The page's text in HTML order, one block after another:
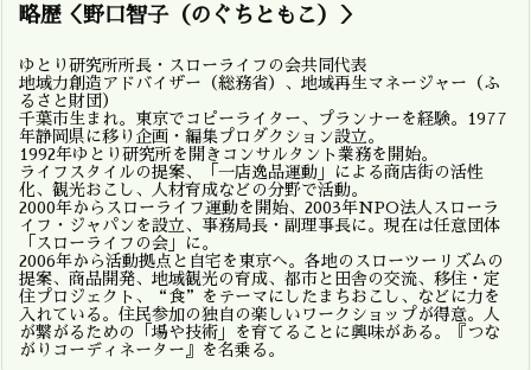
略歴＜野口智子（のぐちともこ）＞
ゆとり研究所所長・スローライフの会共同代表
地域力創造アドバイザー（総務省）、地域再生マネージャー（ふ
るさと財団）
千葉市生まれ。東京でコピーライター、プランナーを経験。1977
年静岡県に移り企画・編集プロダクション設立。
1992年ゆとり研究所を開きコンサルタント業務を開始。
ライフスタイルの提案、「一店逸品運動」による商店街の活性
化、観光おこし、人材育成などの分野で活動。
2000年からスローライフ運動を開始、2003年NPO法人スローラ
イフ・ジャパンを設立、事務局長・副理事長に。現在は任意団体
「スローライフの会」に。
2006年から活動拠点と自宅を東京へ。各地のスローツーリズムの
提案、商品開発、地域観光の育成、都市と田舎の交流、移住・定
住プロジェクト、“食”をテーマにしたまちおこし、などに力を
入れている。住民参加の独自の楽しいワークショップが得意。人
が繋がるための「場や技術」を育てることに興味がある。『つな
がりコーディネーター』を名乗る。